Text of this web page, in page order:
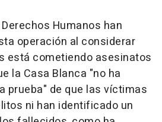
Humanos han
operación al considerar
está cometiendo asesinatos
la Casa Blanca "no ha
prueba" de que las víctimas
ni han identificado un